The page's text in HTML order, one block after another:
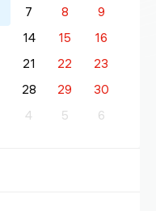
7 8
9
14 15
16
21 22
23
28 29
30
4 5 6